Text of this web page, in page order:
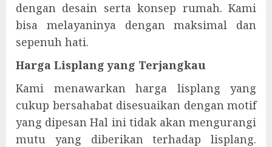
dengan desain serta konsep rumah. Kami
bisa melayaninya dengan maksimal dan
sepenuh hati.
Harga Lisplang yang Terjangkau
Kami menawarkan harga lisplang yang
cukup bersahabat disesuaikan dengan motif
yang dipesan Hal ini tidak akan mengurangi
mutu yang diberikan terhadap lisplang.